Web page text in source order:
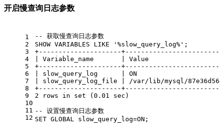
开启慢查询日志参数
1
2
3
4
5
6
7
8
9
10
11
12
-- 获取慢查询日志参数
SHOW VARIABLES LIKE '%slow_query_log%' ;
+---------------------
Variable_name
Value
+---------------------
slow_query_log
ON
slow_query_log_file /var/ lib/mysql/87e36
+---------------------
2
rows in set ( 0.01 sec)
-- 设置慢查询日志参数
SET GLOBAL slow_query_log=ON ;